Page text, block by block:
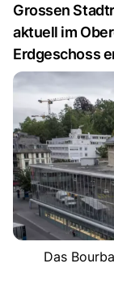
Grossen
aktuell im
Erdgeschoss
Das